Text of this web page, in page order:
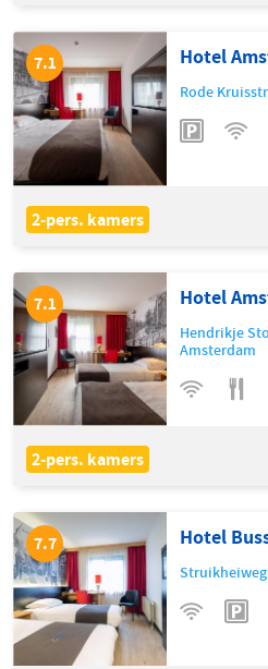
7.1 Hotel
Rode
2-pers. kamers
7.1 Hotel
Hendrikje
Amsterdam
2-pers. kamers
7.7 Hotel